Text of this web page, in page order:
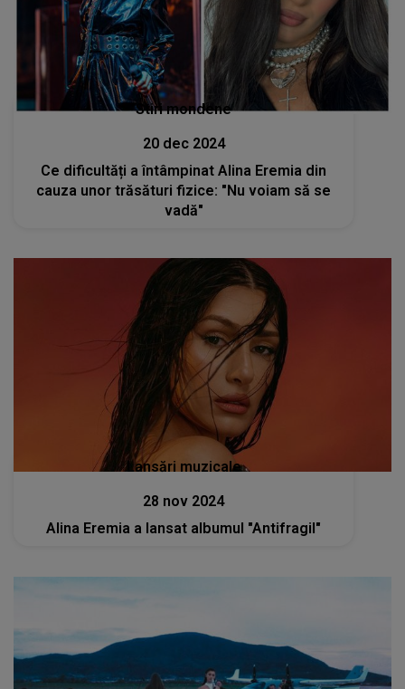
Stiri mondene
20 dec 2024
Ce dificultăți a întâmpinat Alina Eremia din
cauza unor trăsături fizice: "Nu voiam să se
vadă"
Lansări muzicale
28 nov 2024
Alina Eremia a lansat albumul "Antifragil"